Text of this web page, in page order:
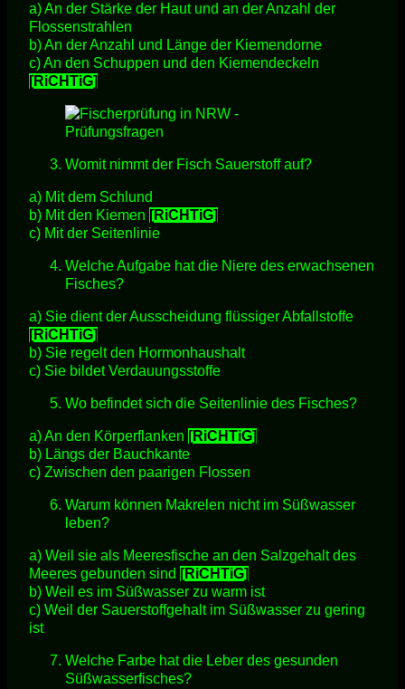
a) An der Stärke der Haut und an der Anzahl der
Flossenstrahlen
b) An der Anzahl und Länge der Kiemendorne
c) An den Schuppen und den Kiemendeckeln
[RiCHTiG]
Womit nimmt der Fisch Sauerstoff auf?
a) Mit dem Schlund
b) Mit den Kiemen [RiCHTiG]
c) Mit der Seitenlinie
Welche Aufgabe hat die Niere des erwachsenen
Fisches?
a) Sie dient der Ausscheidung flüssiger Abfallstoffe
[RiCHTiG]
b) Sie regelt den Hormonhaushalt
c) Sie bildet Verdauungsstoffe
Wo befindet sich die Seitenlinie des Fisches?
a) An den Körperflanken [RiCHTiG]
b) Längs der Bauchkante
c) Zwischen den paarigen Flossen
Warum können Makrelen nicht im Süßwasser
leben?
a) Weil sie als Meeresfische an den Salzgehalt des
Meeres gebunden sind [RiCHTiG]
b) Weil es im Süßwasser zu warm ist
c) Weil der Sauerstoffgehalt im Süßwasser zu gering
ist
Welche Farbe hat die Leber des gesunden
Süßwasserfisches?